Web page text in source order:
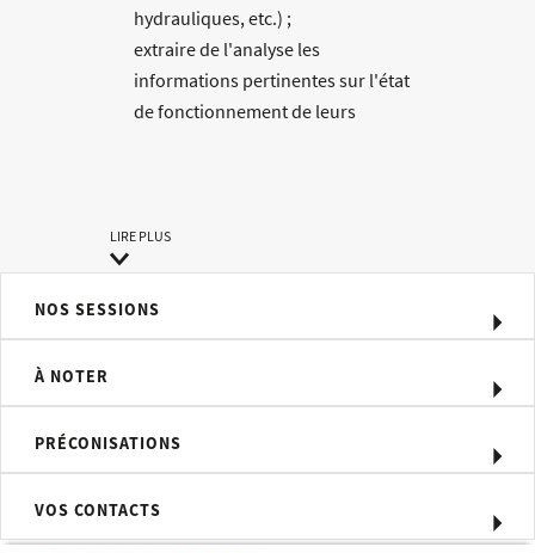
hydrauliques, etc.) ;
extraire de l'analyse les
informations pertinentes sur l'état
de fonctionnement de leurs
Méthode pédagogique alternant
théorie et pratique au travers d’études
de cas ou de travaux dirigés.
Moyens d'évaluation
traitement du signal à l'INSA Lyon.
LIRE PLUS
NOS SESSIONS
À NOTER
PRÉCONISATIONS
VOS CONTACTS